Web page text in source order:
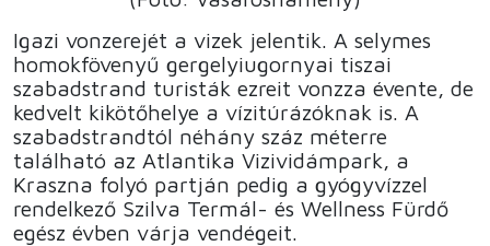
Igazi vonzerejét a vizek jelentik. A selymes
homokfövenyű gergelyiugornyai tiszai
szabadstrand turisták ezreit vonzza évente, de
kedvelt kikötőhelye a vízitúrázóknak is. A
szabadstrandtól néhány száz méterre
található az Atlantika Vizividámpark, a
Kraszna folyó partján pedig a gyógyvízzel
rendelkező Szilva Termál- és Wellness Fürdő
egész évben várja vendégeit.